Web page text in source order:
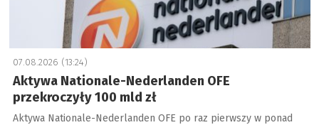
07.08.2026 (13:24)
Aktywa Nationale-Nederlanden OFE
przekroczyły 100 mld zł
Aktywa Nationale-Nederlanden OFE po raz pierwszy w ponad